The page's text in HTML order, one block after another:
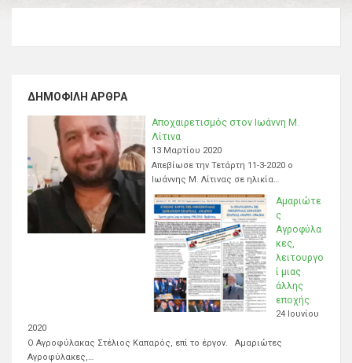
ΔΗΜΟΦΙΛΉ ΆΡΘΡΑ
Αποχαιρετισμός στον Ιωάννη Μ.
Λίτινα
13 Μαρτίου 2020
Απεβίωσε την Τετάρτη 11-3-2020 ο
Ιωάννης Μ. Λίτινας σε ηλικία…
Αμαριώτε
ς
Αγροφύλα
κες,
λειτουργο
ί μιας
άλλης
εποχής
24 Ιουνίου
2020
Ο Αγροφύλακας Στέλιος Καπαρός, επί το έργον. Αμαριώτες
Αγροφύλακες,…